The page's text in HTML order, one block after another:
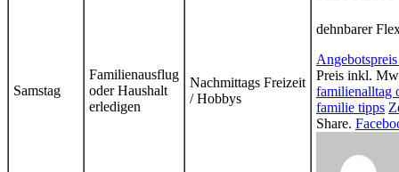
Samstag
Familienausflug
oder Haushalt
erledigen
Nachmittags Freizeit
/ Hobbys
dehnbarer
Preis inkl.
familienalltag
familie tipps
Share.